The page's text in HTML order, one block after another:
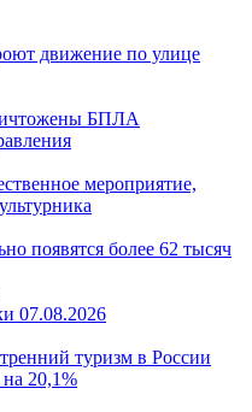
движение по улице
БПЛА
мероприятие,
появятся более 62 тысяч
07.08.2026
туризм в России
20,1%